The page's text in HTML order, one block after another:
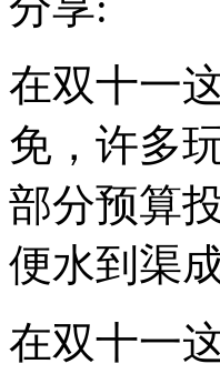
在双十一
免，许多
部分预算
便水到渠
在双十一